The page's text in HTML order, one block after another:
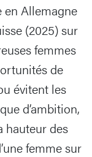
en Allemagne
(2025) sur
femmes
de
évitent les
d’ambition,
hauteur des
femme sur